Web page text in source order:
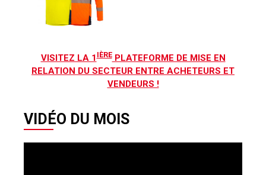
VISITEZ LA 1IÈREPLATEFORME DE MISE EN
RELATION DU SECTEUR ENTRE ACHETEURS ET
VENDEURS !
VIDÉO DU MOIS